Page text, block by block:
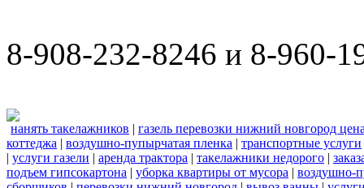
8-908-232-8246 и 8-960-
нанять такелажников | газель перевозки нижний новгород
коттеджа | воздушно-пупырчатая пленка | транспортные услуги
| услуги газели | аренда трактора | такелажники недорого |
подъем гипсокартона | уборка квартиры от мусора | воздушно-